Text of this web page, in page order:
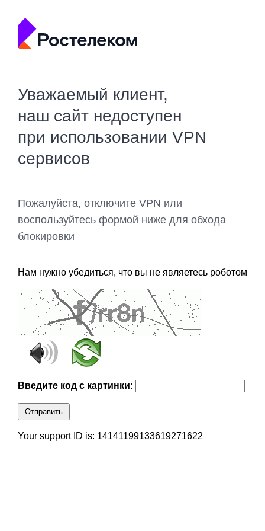
Уважаемый клиент,
наш сайт недоступен
при использовании VPN
сервисов
Пожалуйста, отключите VPN или
воспользуйтесь формой ниже для обхода
блокировки
Нам нужно убедиться, что вы не являетесь роботом
Введите код с картинки:
Отправить
Your support ID is: 14141199133619271622